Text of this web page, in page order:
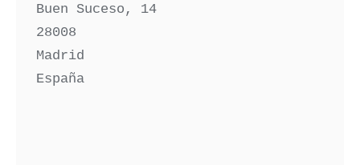
Buen Suceso, 14
28008
Madrid
España